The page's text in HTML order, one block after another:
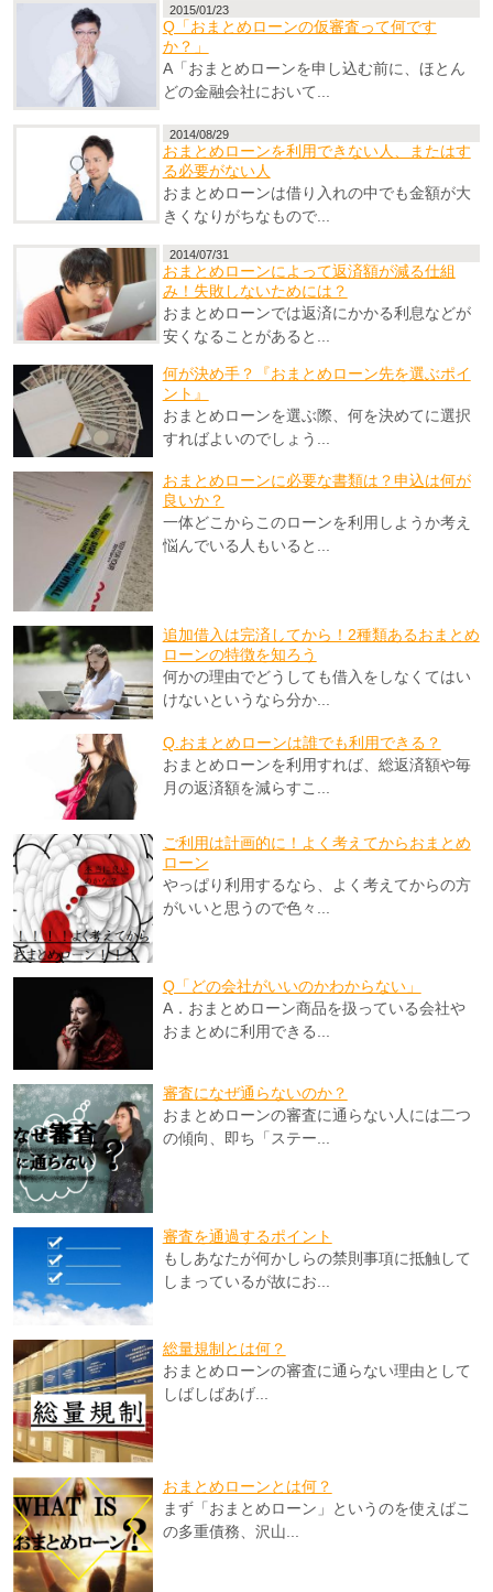
2015/01/23
Q「おまとめローンの仮審査って何です
か？」
A「おまとめローンを申し込む前に、ほとん
どの金融会社において...
2014/08/29
おまとめローンを利用できない人、またはす
る必要がない人
おまとめローンは借り入れの中でも金額が大
きくなりがちなもので...
2014/07/31
おまとめローンによって返済額が減る仕組
み！失敗しないためには？
おまとめローンでは返済にかかる利息などが
安くなることがあると...
何が決め手？『おまとめローン先を選ぶポイ
ント』
おまとめローンを選ぶ際、何を決めてに選択
すればよいのでしょう...
おまとめローンに必要な書類は？申込は何が
良いか？
一体どこからこのローンを利用しようか考え
悩んでいる人もいると...
追加借入は完済してから！2種類あるおまとめ
ローンの特徴を知ろう
何かの理由でどうしても借入をしなくてはい
けないというなら分か...
Q.おまとめローンは誰でも利用できる？
おまとめローンを利用すれば、総返済額や毎
月の返済額を減らすこ...
ご利用は計画的に！よく考えてからおまとめ
ローン
やっぱり利用するなら、よく考えてからの方
がいいと思うので色々...
Q「どの会社がいいのかわからない」
A．おまとめローン商品を扱っている会社や
おまとめに利用できる...
審査になぜ通らないのか？
おまとめローンの審査に通らない人には二つ
の傾向、即ち「ステー...
審査を通過するポイント
もしあなたが何かしらの禁則事項に抵触して
しまっているが故にお...
総量規制とは何？
おまとめローンの審査に通らない理由として
しばしばあげ...
おまとめローンとは何？
まず「おまとめローン」というのを使えばこ
の多重債務、沢山...